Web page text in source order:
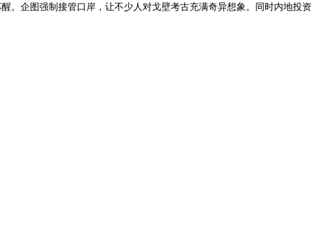
企图强制接管口岸，让不少人对戈壁考古充满奇异想象。同时内地投资